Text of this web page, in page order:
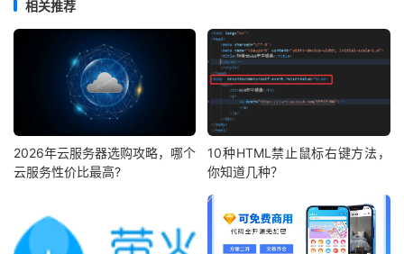
相关推荐
2026年云服务器选购攻略，哪个
云服务性价比最高?
10种HTML禁止鼠标右键方法，
你知道几种？